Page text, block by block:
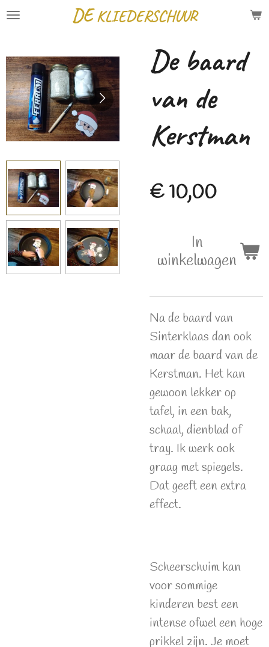
Ga
de
hoofdinhoud
DEKLIEDERSCHUUR
De baard
van de
Kerstman
€ 10,00
In
winkelwagen
Na de baard van
Sinterklaas dan ook
maar de baard van de
Kerstman. Het kan
gewoon lekker op
tafel, in een bak,
schaal, dienblad of
tray. Ik werk ook
graag met spiegels.
Dat geeft een extra
effect.
Scheerschuim kan
voor sommige
kinderen best een
intense ofwel een hoge
prikkel zijn. Je moet